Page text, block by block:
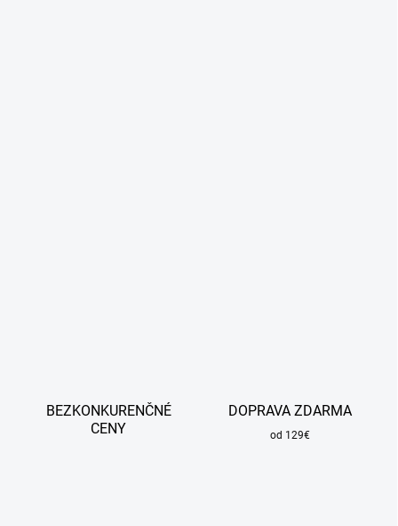
BEZKONKURENČNÉ
CENY
DOPRAVA ZDARMA
od 129€